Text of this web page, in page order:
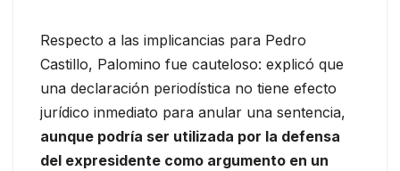
Respecto a las implicancias para Pedro
Castillo, Palomino fue cauteloso: explicó que
una declaración periodística no tiene efecto
jurídico inmediato para anular una sentencia,
aunque podría ser utilizada por la defensa
del expresidente como argumento en un